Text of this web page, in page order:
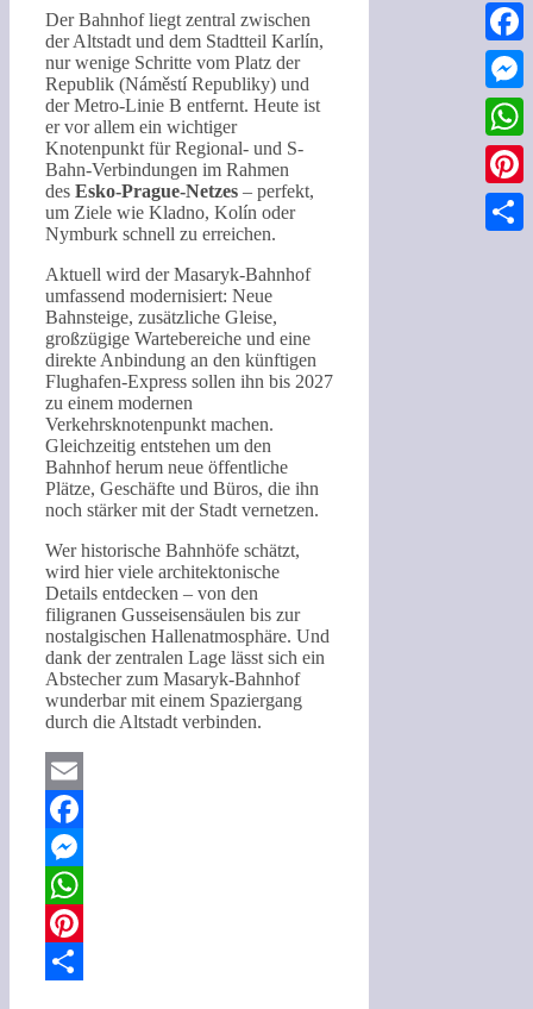
Der Bahnhof liegt zentral zwischen
der Altstadt und dem Stadtteil Karlín,
nur wenige Schritte vom Platz der
Republik (Náměstí Republiky) und
der Metro-Linie B entfernt. Heute ist
er vor allem ein wichtiger
Knotenpunkt für Regional- und S-
Bahn-Verbindungen im Rahmen
des Esko-Prague-Netzes – perfekt,
um Ziele wie Kladno, Kolín oder
Nymburk schnell zu erreichen.
Aktuell wird der Masaryk-Bahnhof
umfassend modernisiert: Neue
Bahnsteige, zusätzliche Gleise,
großzügige Wartebereiche und eine
direkte Anbindung an den künftigen
Flughafen-Express sollen ihn bis 2027
zu einem modernen
Verkehrsknotenpunkt machen.
Gleichzeitig entstehen um den
Bahnhof herum neue öffentliche
Plätze, Geschäfte und Büros, die ihn
noch stärker mit der Stadt vernetzen.
Wer historische Bahnhöfe schätzt,
wird hier viele architektonische
Details entdecken – von den
filigranen Gusseisensäulen bis zur
nostalgischen Hallenatmosphäre. Und
dank der zentralen Lage lässt sich ein
Abstecher zum Masaryk-Bahnhof
wunderbar mit einem Spaziergang
durch die Altstadt verbinden.
Email
Facebook
Messenger
WhatsApp
Pinterest
Email